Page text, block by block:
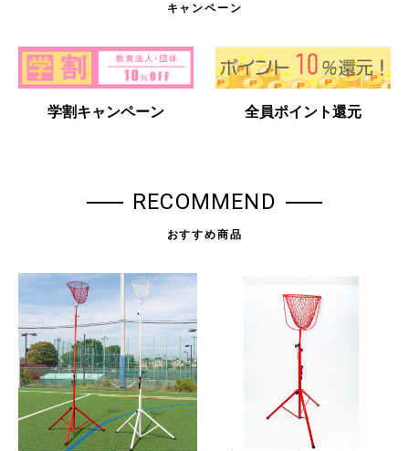
キャンペーン
学割キャンペーン 全員ポイント還元
RECOMMEND
おすすめ商品